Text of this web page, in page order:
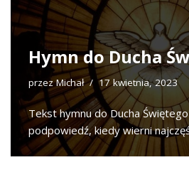
Hymn do Ducha
przezMichał 17 kwietnia, 2023
Tekst hymnu do Ducha
podpowiedź, kiedy wierni